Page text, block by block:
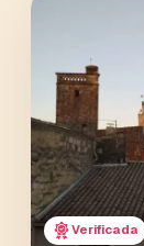
Verificada